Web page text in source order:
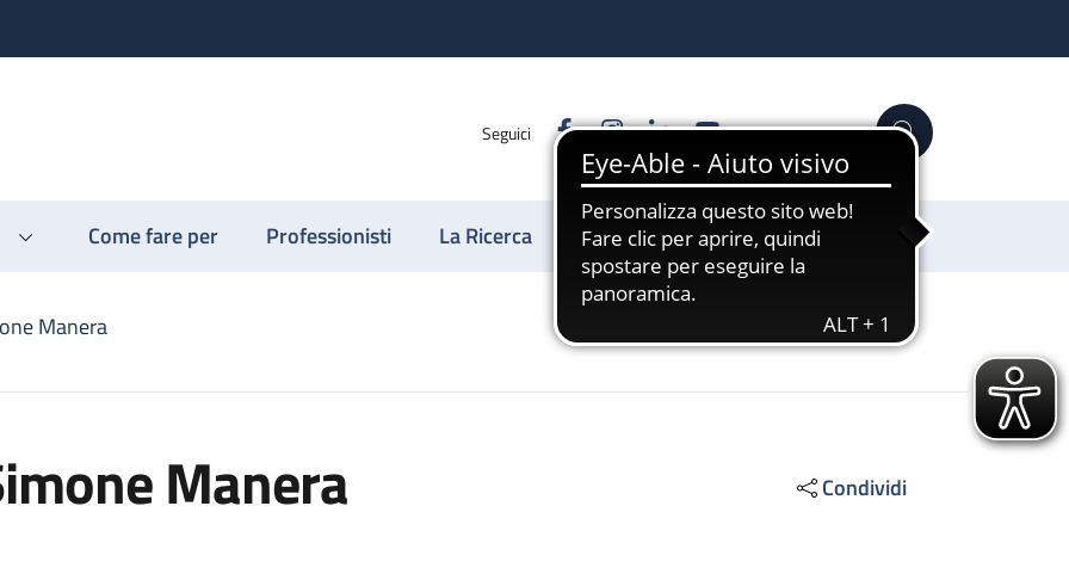
Seguici FacebookInstagram
LinkedinYouTube Cerca
Come fare per Professionisti La Ricerca Sostienici
Manera
Manera Condividi